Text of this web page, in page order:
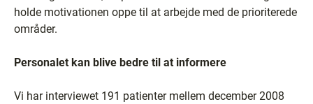
holde motivationen oppe til at arbejde med de prioriterede
områder.
Personalet kan blive bedre til at informere
Vi har interviewet 191 patienter mellem december 2008